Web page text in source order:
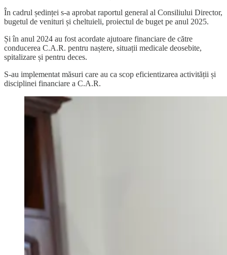
În cadrul ședinței s-a aprobat raportul general al Consiliului Director,
bugetul de venituri și cheltuieli, proiectul de buget pe anul 2025.
Și în anul 2024 au fost acordate ajutoare financiare de către
conducerea C.A.R. pentru naștere, situații medicale deosebite,
spitalizare și pentru deces.
S-au implementat măsuri care au ca scop eficientizarea activității și
disciplinei financiare a C.A.R.